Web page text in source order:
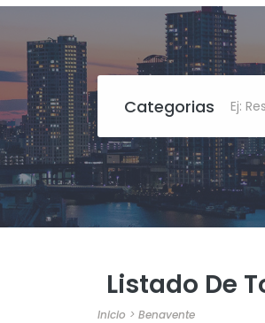
Categorias
Listado De
Inicio > Benavente